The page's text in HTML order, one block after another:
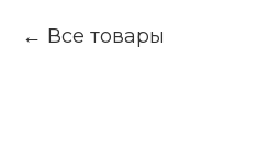
Все товары